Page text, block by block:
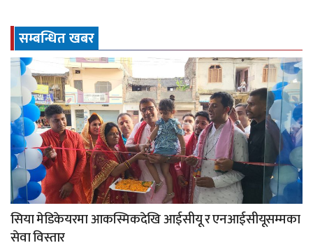
सम्बन्धित खबर
सिया मेडिकेयरमा आकस्मिकदेखि आईसीयू र एनआईसीयूसम्मका
सेवा विस्तार